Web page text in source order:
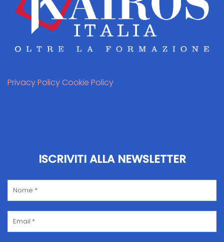
Privacy PolicyCookie Policy
ISCRIVITI ALLA NEWSLETTER